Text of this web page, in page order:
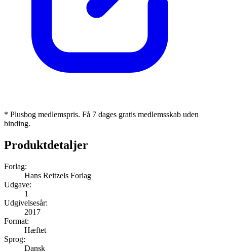
* Plusbog medlemspris. Få 7 dages gratis medlemsskab uden
binding.
Produktdetaljer
Forlag:
Hans Reitzels Forlag
Udgave:
1
Udgivelsesår:
2017
Format:
Hæftet
Sprog:
Dansk